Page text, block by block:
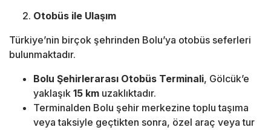
Otobüs ile Ulaşım
Türkiye’nin birçok şehrinden Bolu’ya otobüs seferleri
bulunmaktadır.
Bolu Şehirlerarası Otobüs Terminali, Gölcük’e
yaklaşık 15 km uzaklıktadır.
Terminalden Bolu şehir merkezine toplu taşıma
veya taksiyle geçtikten sonra, özel araç veya tur